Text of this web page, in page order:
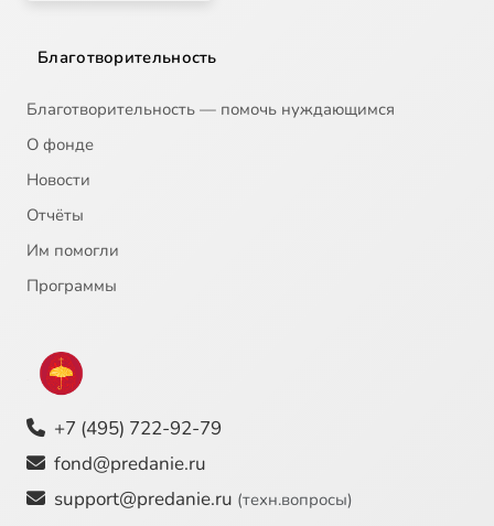
Благотворительность
Благотворительность — помочь нуждающимся
О фонде
Новости
Отчёты
Им помогли
Программы
+7 (495) 722-92-79
fond@predanie.ru
support@predanie.ru (техн.вопросы)